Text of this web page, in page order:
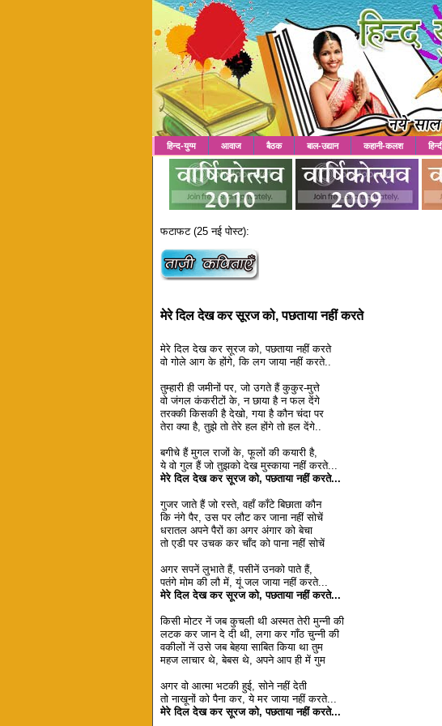
हिन्द-युग्म आवाज बैठक बाल-उद्यान कहानी-कलश
फटाफट (25 नई पोस्ट):
मेरे दिल देख कर सूरज को, पछताया नहीं करते
मेरे दिल देख कर सूरज को, पछताया नहीं करते
वो गोले आग के होंगे, कि लग जाया नहीं करते..
तुम्हारी ही जमीनों पर, जो उगते हैं कुकुर-मुत्ते
वो जंगल कंकरीटों के, न छाया है न फल देंगे
तरक्की किसकी है देखो, गया है कौन चंदा पर
तेरा क्या है, तुझे तो तेरे हल होंगे तो हल देंगे..
बगीचे हैं मुगल राजों के, फूलों की कयारी है,
ये वो गुल हैं जो तुझको देख मुस्काया नहीं करते...
मेरे दिल देख कर सूरज को, पछताया नहीं करते...
गुजर जाते हैं जो रस्ते, वहाँ काँटे बिछाता कौन
कि नंगे पैर, उस पर लौट कर जाना नहीं सोचें
धरातल अपने पैरों का अगर अंगार को बेचा
तो एडी पर उचक कर चाँद को पाना नहीं सोचें
अगर सपनें लुभाते हैं, पसीनें उनको पाते हैं,
पतंगे मोम की लौ में, यूं जल जाया नहीं करते...
मेरे दिल देख कर सूरज को, पछताया नहीं करते...
किसी मोटर नें जब कुचली थी अस्मत तेरी मुन्नी की
लटक कर जान दे दी थी, लगा कर गाँठ चुन्नी की
वकीलों नें उसे जब बेहया साबित किया था तुम
महज लाचार थे, बेबस थे, अपने आप ही में गुम
अगर वो आत्मा भटकी हुई, सोने नहीं देती
तो नाखूनों को पैना कर, ये मर जाया नहीं करते...
मेरे दिल देख कर सूरज को, पछताया नहीं करते...